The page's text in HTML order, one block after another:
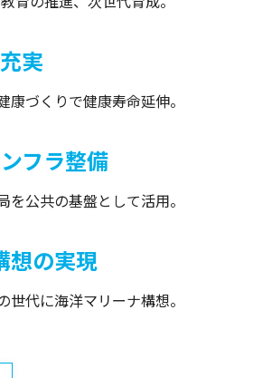
実
づくりで健康寿命延伸。
フラ整備
公共の基盤として活用。
想の実現
代に海洋マリーナ構想。